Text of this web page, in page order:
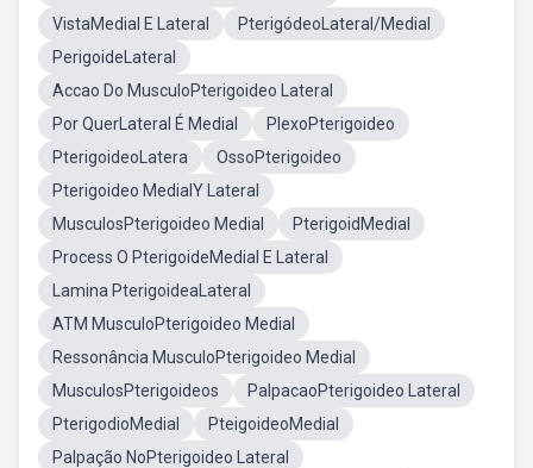
VistaMedial E Lateral
PterigódeoLateral/Medial
PerigoideLateral
Accao Do MusculoPterigoideo Lateral
Por QuerLateral É Medial
PlexoPterigoideo
PterigoideoLatera
OssoPterigoideo
Pterigoideo MedialY Lateral
MusculosPterigoideo Medial
PterigoidMedial
Process O PterigoideMedial E Lateral
Lamina PterigoideaLateral
ATM MusculoPterigoideo Medial
Ressonância MusculoPterigoideo Medial
MusculosPterigoideos
PalpacaoPterigoideo Lateral
PterigodioMedial
PteigoideoMedial
Palpação NoPterigoideo Lateral